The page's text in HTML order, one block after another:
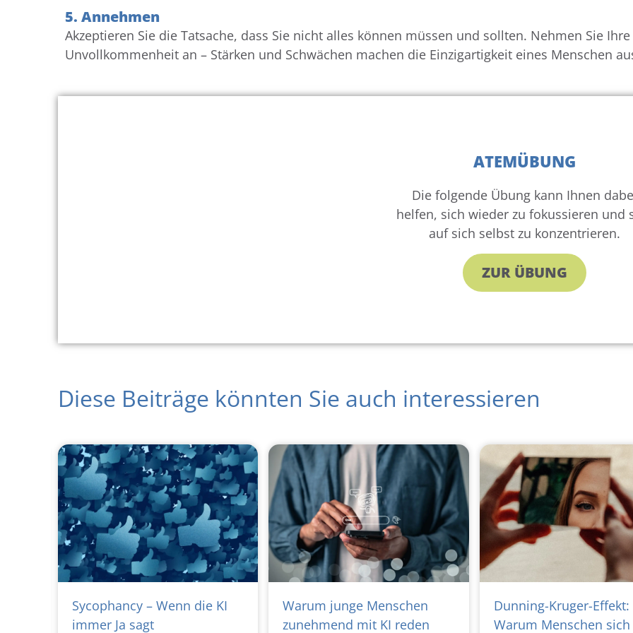
5. Annehmen
Akzeptieren Sie die Tatsache, dass Sie nicht alles können müssen und sollten. Nehmen Sie Ihre
Unvollkommenheit an – Stärken und Schwächen machen die Einzigartigkeit eines Menschen
ATEMÜBUNG
Die folgende Übung kann Ihnen
helfen, sich wieder zu fokussieren und
auf sich selbst zu konzentrieren.
ZUR ÜBUNG
Diese Beiträge könnten Sie auch interessieren
Sycophancy – Wenn die KI
immer Ja sagt
Warum junge Menschen
zunehmend mit KI reden
Dunning-Kruger-Effekt:
Warum Menschen sich